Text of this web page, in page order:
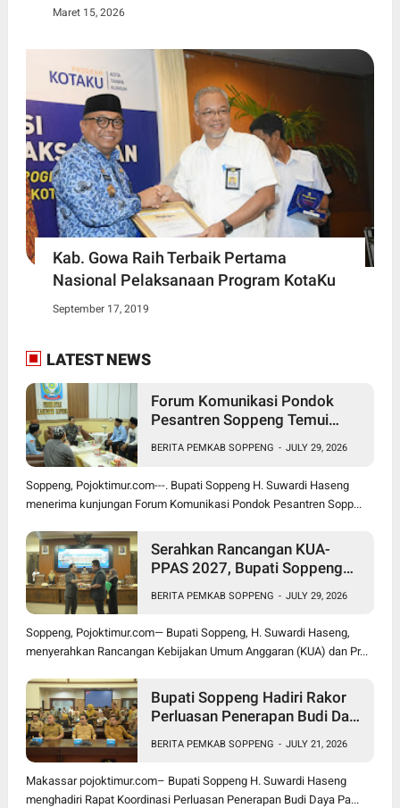
Maret 15, 2026
Kab. Gowa Raih Terbaik Pertama
Nasional Pelaksanaan Program KotaKu
September 17, 2019
LATEST NEWS
Forum Komunikasi Pondok
Pesantren Soppeng Temui
BERITA PEMKAB SOPPENG - JULY 29, 2026
Soppeng, Pojoktimur.com---. Bupati Soppeng H. Suwardi Haseng
menerima kunjungan Forum Komunikasi Pondok Pesantren Sopp...
Serahkan Rancangan KUA-
PPAS 2027, Bupati Soppeng
Tengah Tekanan Fiskal
BERITA PEMKAB SOPPENG - JULY 29, 2026
Soppeng, Pojoktimur.com— Bupati Soppeng, H. Suwardi Haseng,
menyerahkan Rancangan Kebijakan Umum Anggaran (KUA) dan Pr...
Bupati Soppeng Hadiri Rakor
Perluasan Penerapan Budi Daya
BERITA PEMKAB SOPPENG - JULY 21, 2026
Makassar pojoktimur.com– Bupati Soppeng H. Suwardi Haseng
menghadiri Rapat Koordinasi Perluasan Penerapan Budi Daya Pa...